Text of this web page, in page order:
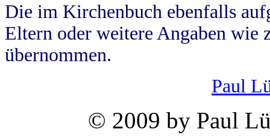
Die im Kirchenbuch ebenfalls
Eltern oder weitere Angaben wie
übernommen.
Paul
© 2009 by Paul